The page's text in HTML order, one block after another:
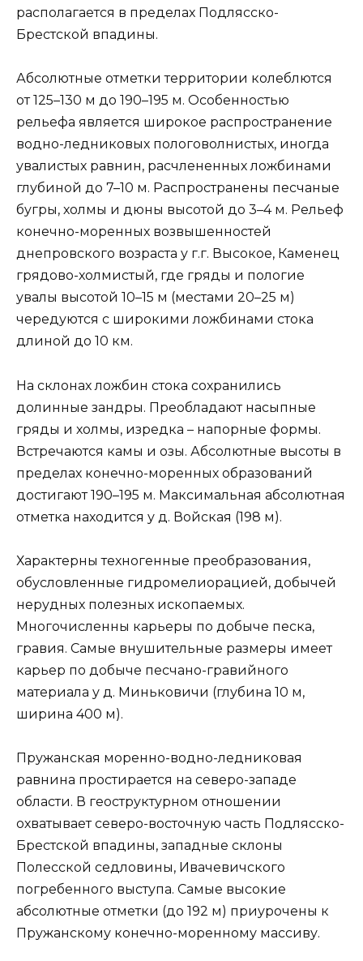
располагается в пределах Подлясско-
Брестской впадины.
Абсолютные отметки территории колеблются
от 125–130 м до 190–195 м. Особенностью
рельефа является широкое распространение
водно-ледниковых пологоволнистых, иногда
увалистых равнин, расчлененных ложбинами
глубиной до 7–10 м. Распространены песчаные
бугры, холмы и дюны высотой до 3–4 м. Рельеф
конечно-моренных возвышенностей
днепровского возраста у г.г. Высокое, Каменец
грядово-холмистый, где гряды и пологие
увалы высотой 10–15 м (местами 20–25 м)
чередуются с широкими ложбинами стока
длиной до 10 км.
На склонах ложбин стока сохранились
долинные зандры. Преобладают насыпные
гряды и холмы, изредка – напорные формы.
Встречаются камы и озы. Абсолютные высоты в
пределах конечно-моренных образований
достигают 190–195 м. Максимальная абсолютная
отметка находится у д. Войская (198 м).
Характерны техногенные преобразования,
обусловленные гидромелиорацией, добычей
нерудных полезных ископаемых.
Многочисленны карьеры по добыче песка,
гравия. Самые внушительные размеры имеет
карьер по добыче песчано-гравийного
материала у д. Миньковичи (глубина 10 м,
ширина 400 м).
Пружанская моренно-водно-ледниковая
равнина простирается на северо-западе
области. В геоструктурном отношении
охватывает северо-восточную часть Подлясско-
Брестской впадины, западные склоны
Полесской седловины, Ивачевичского
погребенного выступа. Самые высокие
абсолютные отметки (до 192 м) приурочены к
Пружанскому конечно-моренному массиву.